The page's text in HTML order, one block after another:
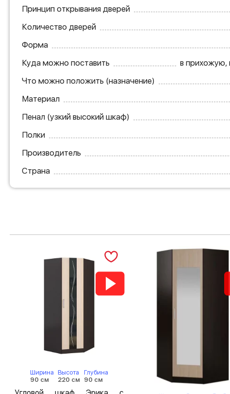
Принцип открывания дверей
Количество дверей
Форма
Куда можно поставить
в прихожую,
Что можно положить (назначение)
Материал
Пенал (узкий высокий шкаф)
Полки
Производитель
Страна
Ширина
90 см
Высота
220 см
Глубина
90 см